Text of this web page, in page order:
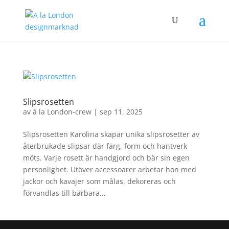
Slipsrosetten
av à la London-crew| sep 11, 2025
Slipsrosetten Karolina skapar unika slipsrosetter av
återbrukade slipsar där färg, form och hantverk
möts. Varje rosett är handgjord och bär sin egen
personlighet. Utöver accessoarer arbetar hon med
jackor och kavajer som målas, dekoreras och
förvandlas till bärbara...